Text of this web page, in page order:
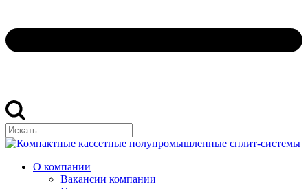
О компании
Вакансии компании